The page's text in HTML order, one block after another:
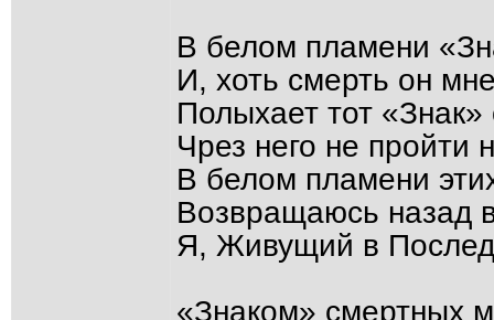
В белом пламени
И, хоть смерть он
Полыхает тот «Знак»
Чрез него не пройти
В белом пламени
Возвращаюсь назад
Я, Живущий в
«Знаком» смертных